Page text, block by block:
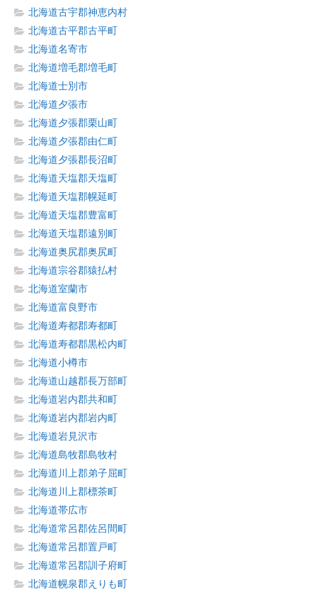
北海道古宇郡神恵内村
北海道古平郡古平町
北海道名寄市
北海道増毛郡増毛町
北海道士別市
北海道夕張市
北海道夕張郡栗山町
北海道夕張郡由仁町
北海道夕張郡長沼町
北海道天塩郡天塩町
北海道天塩郡幌延町
北海道天塩郡豊富町
北海道天塩郡遠別町
北海道奥尻郡奥尻町
北海道宗谷郡猿払村
北海道室蘭市
北海道富良野市
北海道寿都郡寿都町
北海道寿都郡黒松内町
北海道小樽市
北海道山越郡長万部町
北海道岩内郡共和町
北海道岩内郡岩内町
北海道岩見沢市
北海道島牧郡島牧村
北海道川上郡弟子屈町
北海道川上郡標茶町
北海道帯広市
北海道常呂郡佐呂間町
北海道常呂郡置戸町
北海道常呂郡訓子府町
北海道幌泉郡えりも町